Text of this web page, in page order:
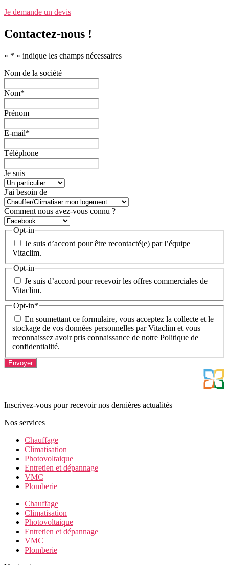
Je demande un devis
Contactez-nous !
« * » indique les champs nécessaires
Nom de la société
Nom*
Prénom
E-mail*
Téléphone
Je suis
J'ai besoin de
Comment nous avez-vous connu ?
Opt-in
Je suis d’accord pour être recontacté(e) par l’équipe
Vitaclim.
Opt-in
Je suis d’accord pour recevoir les offres commerciales de
Vitaclim.
Opt-in*
En soumettant ce formulaire, vous acceptez la collecte et le
stockage de vos données personnelles par Vitaclim et vous
reconnaissez avoir pris connaissance de notre Politique de
confidentialité.
Inscrivez-vous pour recevoir nos dernières actualités
Nos services
Chauffage
Climatisation
Photovoltaique
Entretien et dépannage
VMC
Plomberie
Chauffage
Climatisation
Photovoltaique
Entretien et dépannage
VMC
Plomberie